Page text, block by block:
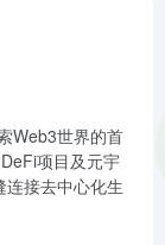
Web3世界的首
项目及元宇
接去中心化生